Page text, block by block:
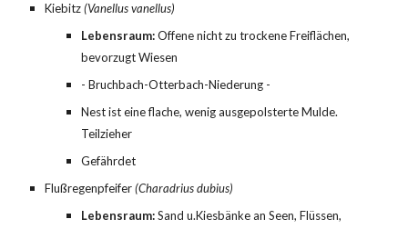
Kiebitz (Vanellus vanellus)
Lebensraum: Offene nicht zu trockene Freiflächen,
bevorzugt Wiesen
- Bruchbach-Otterbach-Niederung -
Nest ist eine flache, wenig ausgepolsterte Mulde.
Teilzieher
Gefährdet
Flußregenpfeifer (Charadrius dubius)
Lebensraum: Sand u.Kiesbänke an Seen, Flüssen,